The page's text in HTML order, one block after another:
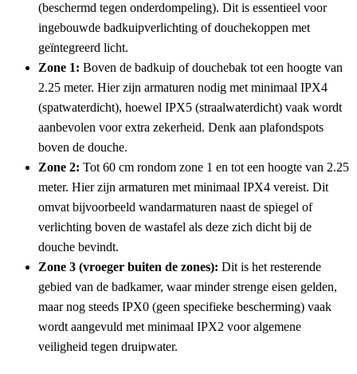
(beschermd tegen onderdompeling). Dit is essentieel voor
ingebouwde badkuipverlichting of douchekoppen met
geïntegreerd licht.
Zone 1: Boven de badkuip of douchebak tot een hoogte van
2.25 meter. Hier zijn armaturen nodig met minimaal IPX4
(spatwaterdicht), hoewel IPX5 (straalwaterdicht) vaak wordt
aanbevolen voor extra zekerheid. Denk aan plafondspots
boven de douche.
Zone 2: Tot 60 cm rondom zone 1 en tot een hoogte van 2.25
meter. Hier zijn armaturen met minimaal IPX4 vereist. Dit
omvat bijvoorbeeld wandarmaturen naast de spiegel of
verlichting boven de wastafel als deze zich dicht bij de
douche bevindt.
Zone 3 (vroeger buiten de zones): Dit is het resterende
gebied van de badkamer, waar minder strenge eisen gelden,
maar nog steeds IPX0 (geen specifieke bescherming) vaak
wordt aangevuld met minimaal IPX2 voor algemene
veiligheid tegen druipwater.